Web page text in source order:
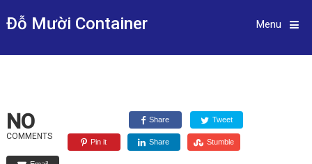
Đỗ Mười Container Menu
NO
COMMENTS
Share Tweet
Pin it Share Stumble